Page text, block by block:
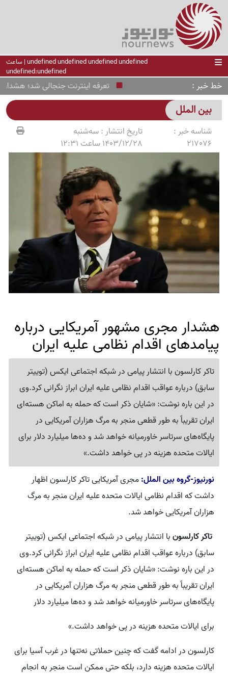
undefined undefined undefined undefined | ساعت
undefined:undefined
خط خبر تعرفه اینترنت جنجالی شد؛ هشدار
بین الملل
شناسه خبر :
217076
تاریخ انتشار :سه‌شنبه
1403/12/28 ساعت 12:31
هشدار مجری مشهور آمریکایی درباره
پیامد‌های اقدام نظامی علیه ایران
تاکر کارلسون با انتشار پیامی در شبکه اجتماعی ایکس (توییتر
سابق) درباره عواقب اقدام نظامی علیه ایران ابراز نگرانی کرد.وی
در این باره نوشت: «شایان ذکر است که حمله به اماکن هسته‌ای
ایران تقریباً به طور قطعی منجر به مرگ هزاران آمریکایی در
پایگاه‌های سرتاسر خاورمیانه خواهد شد و ده‌ها میلیارد دلار برای
ایالات متحده هزینه در پی خواهد داشت.»
نورنیوز-گروه بین الملل:مجری آمریکایی تاکر کارلسون اظهار
داشت که اقدام نظامی ایالات متحده علیه ایران منجر به مرگ
هزاران آمریکایی‌ خواهد شد.
تاکر کارلسونبا انتشار پیامی در شبکه اجتماعی ایکس (توییتر
سابق) درباره عواقب اقدام نظامی علیه ایران ابراز نگرانی کرد.وی
در این باره نوشت: «شایان ذکر است که حمله به اماکن هسته‌ای
ایران تقریباً به طور قطعی منجر به مرگ هزاران آمریکایی در
پایگاه‌های سرتاسر خاورمیانه خواهد شد و ده‌ها میلیارد دلار
برای ایالات متحده هزینه در پی خواهد داشت.»
کارلسون در ادامه گفت که چنین حملاتی نه‌تنها در غرب آسیا برای
ایالات متحده هزینه دارد، بلکه حتی ممکن است منجر به انجام